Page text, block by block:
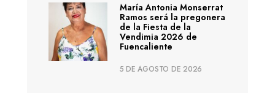
María Antonia Monserrat
Ramos será la pregonera
de la Fiesta de la
Vendimia 2026 de
Fuencaliente
5 DE AGOSTO DE 2026